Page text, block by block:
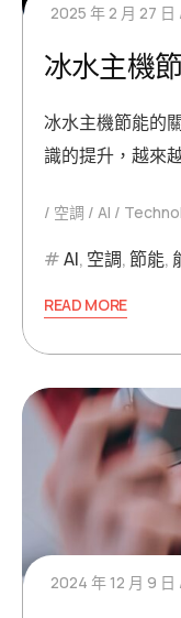
2025 年 2 月 27 日
冰水主機
冰水主機節能的
識的提升，越來
空調 AI
AI, 空調,節能,
READ MORE
2024 年 12 月 9 日